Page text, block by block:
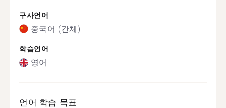
구사언어
중국어 (간체)
학습언어
영어
언어 학습 목표